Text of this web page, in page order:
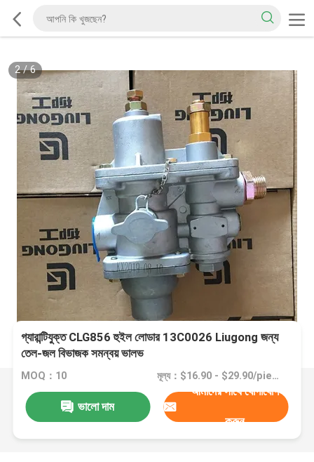
2/6
গ্যারান্টিযুক্ত CLG856 হুইল লোডার 13C0026 Liugong জন্য
তেল-জল বিভাজক সমন্বয় ভালভ
MOQ：10 মূল্য：$16.90 - $29.90/pieces
ভালো দাম
আমাদের সাথে যোগাযোগ
করুন